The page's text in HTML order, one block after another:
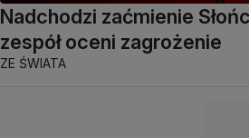
Nadchodzi zaćmienie
zespół oceni zagrożenie
ZE ŚWIATA